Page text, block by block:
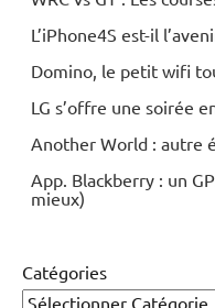
L’iPhone4S est-il
Domino, le petit wifi
LG s’offre une soirée
Another World : autre
App. Blackberry : un
mieux)
Catégories